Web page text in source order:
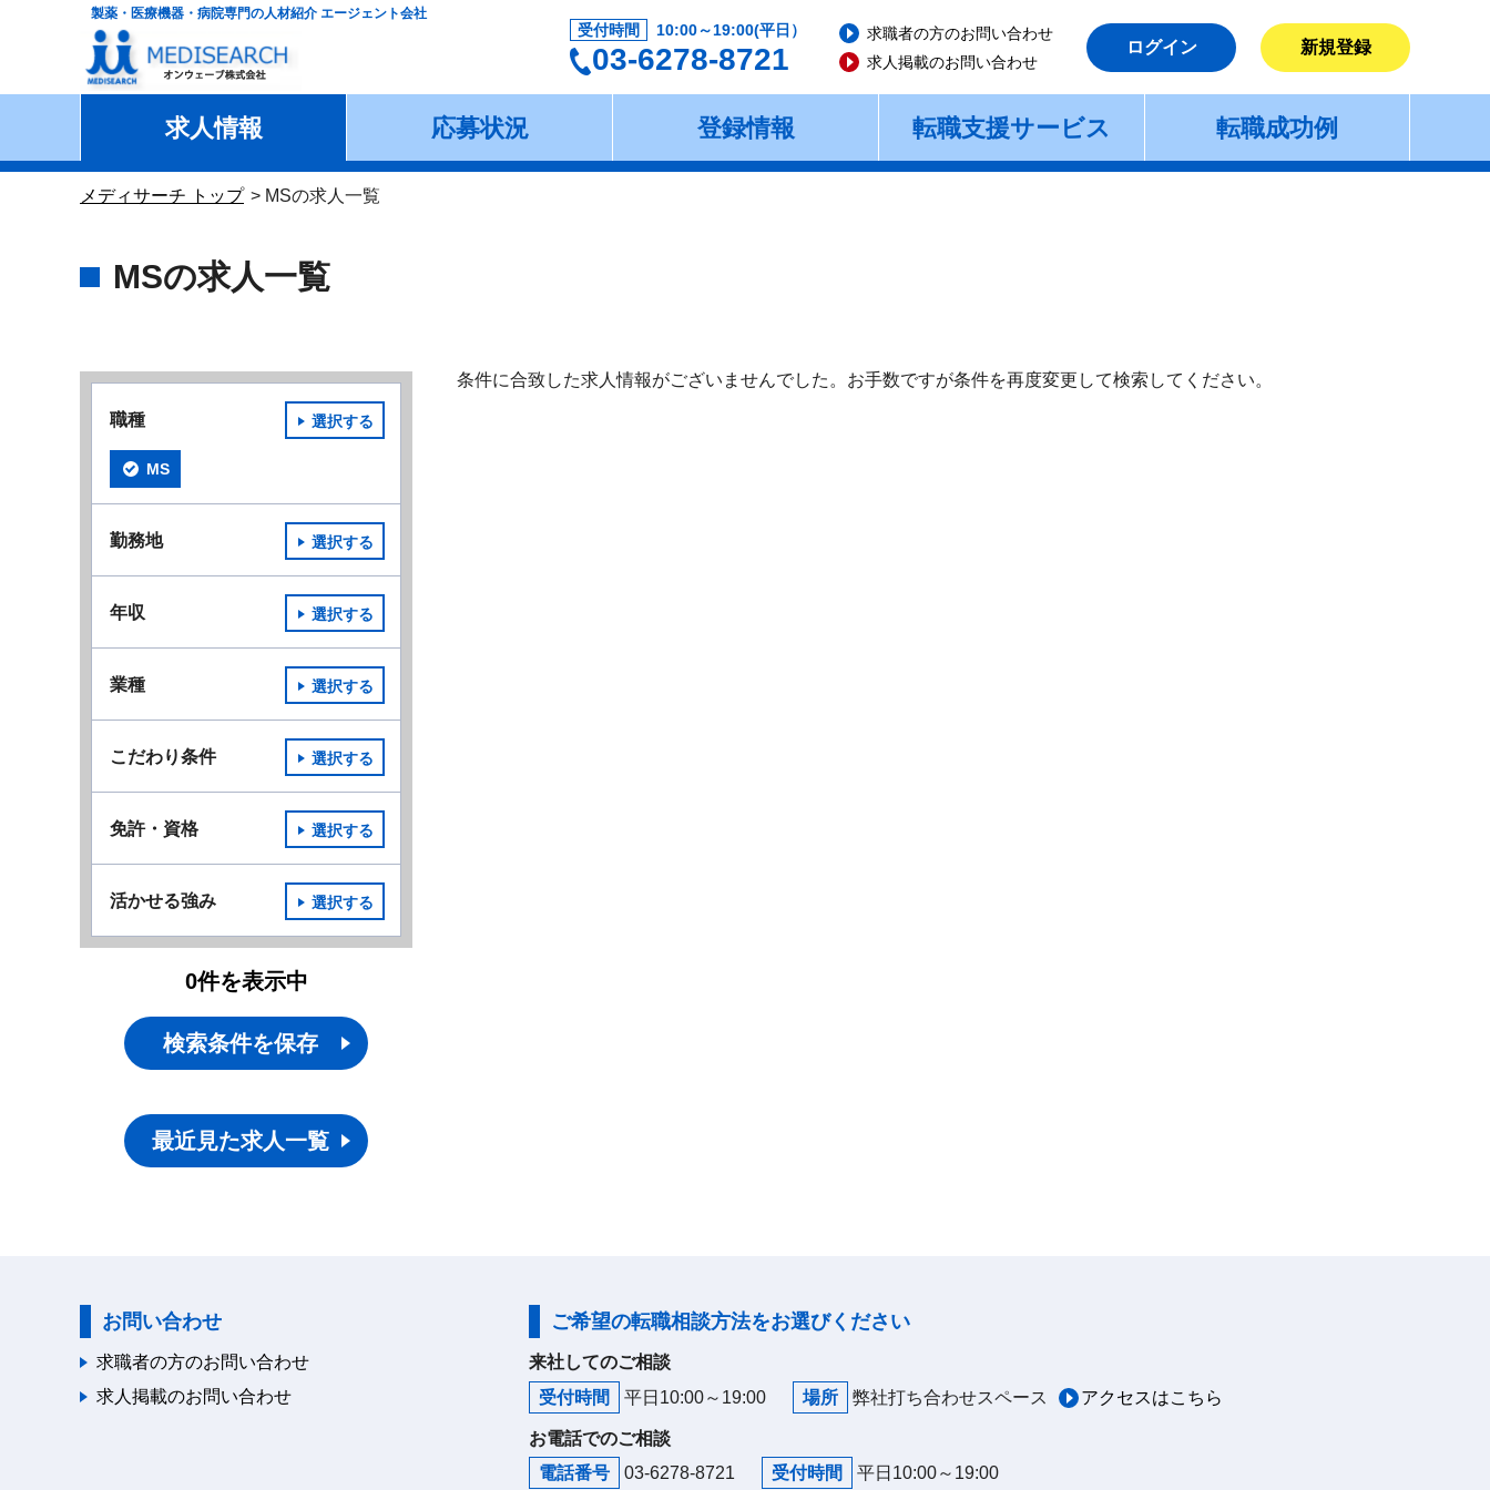
製薬・医療機器・病院専門の人材紹介 エージェント会社
受付時間 10:00～19:00(平日）
03-6278-8721
求職者の方のお問い合わせ
求人掲載のお問い合わせ
ログイン 新規登録
求人情報 応募状況 登録情報 転職支援サービス 転職成功例
メディサーチ トップ MSの求人一覧
MSの求人一覧
条件に合致した求人情報がございませんでした。お手数ですが条件を再度変更して検索してください。
職種 選択する
MS
勤務地 選択する
年収 選択する
業種 選択する
こだわり条件 選択する
免許・資格 選択する
活かせる強み 選択する
0件を表示中
検索条件を保存
最近見た求人一覧
お問い合わせ
求職者の方のお問い合わせ
求人掲載のお問い合わせ
ご希望の転職相談方法をお選びください
来社してのご相談
受付時間
平日10:00～19:00 場所 弊社打ち合わせスペース アクセスはこちら
お電話でのご相談
電話番号
03-6278-8721 受付時間 平日10:00～19:00